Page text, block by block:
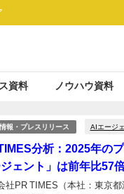
資料 ノウハウ資料
報・プレスリリース AIエージ
分析：2025年の
ェント」は前年比57
社PR TIMES（本社：東京